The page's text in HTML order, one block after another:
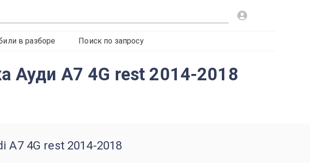
в разборе Поиск по запросу
Ауди А7 4G rest 2014-2018
4G rest 2014-2018